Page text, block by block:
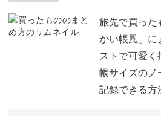
今回のレッスンのポイント
⑦多品料理のまとめ方
⑧コース料理のまとめ方
旅先で買った
かい帳風」に
ストで可愛
帳サイズのノ
記録できる方